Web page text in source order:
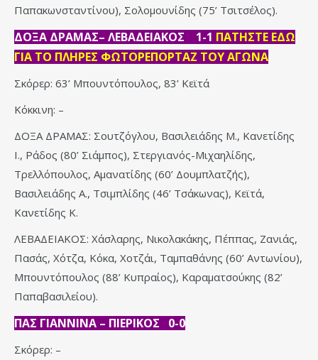
Παπακωνσταντίνου), Σολομουνίδης (75’ Τσιτσέλος).
ΔΟΞΑ ΔΡΑΜΑΣ– ΛΕΒΑΔΕΙΑΚΟΣ 1-1 ΠΑΤΗΣΤΕ ΕΔΩ
ΓΙΑ ΤΟ ΠΛΗΡΕΣ ΦΩΤΟΡΕΠΟΡΤΑΖ ΤΟΥ ΑΓΩΝΑ
Σκόρερ: 63’ Μπουντόπουλος, 83’ Κεϊτά
Κόκκινη: –
ΔΟΞΑ ΔΡΑΜΑΣ: Σουτζόγλου, Βασιλειάδης Μ., Κανετίδης
Ι., Ράδος (80’ Σιάμπος), Στεργιανός-Μιχαηλίδης,
Τρελλόπουλος, Αμανατίδης (60’ Δουμπλατζής),
Βασιλειάδης Α., Τσιμπλίδης (46’ Τσάκωνας), Κεϊτά,
Κανετίδης Κ.
ΛΕΒΑΔΕΙΑΚΟΣ: Χάσλαρης, Νικολακάκης, Πέππας, Ζανιάς,
Πασάς, Χότζα, Κόκα, Χοτζάι, Ταμπαθάνης (60’ Αντωνίου),
Μπουντόπουλος (88’ Κυπραίος), Καραματσούκης (82’
Παπαβασιλείου).
ΠΑΣ ΓΙΑΝΝΙΝΑ – ΠΙΕΡΙΚΟΣ 0-0
Σκόρερ: –